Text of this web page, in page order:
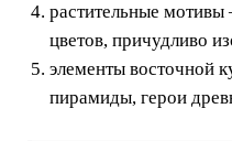
растительные
цветов, причудливо
элементы восточной
пирамиды, герои